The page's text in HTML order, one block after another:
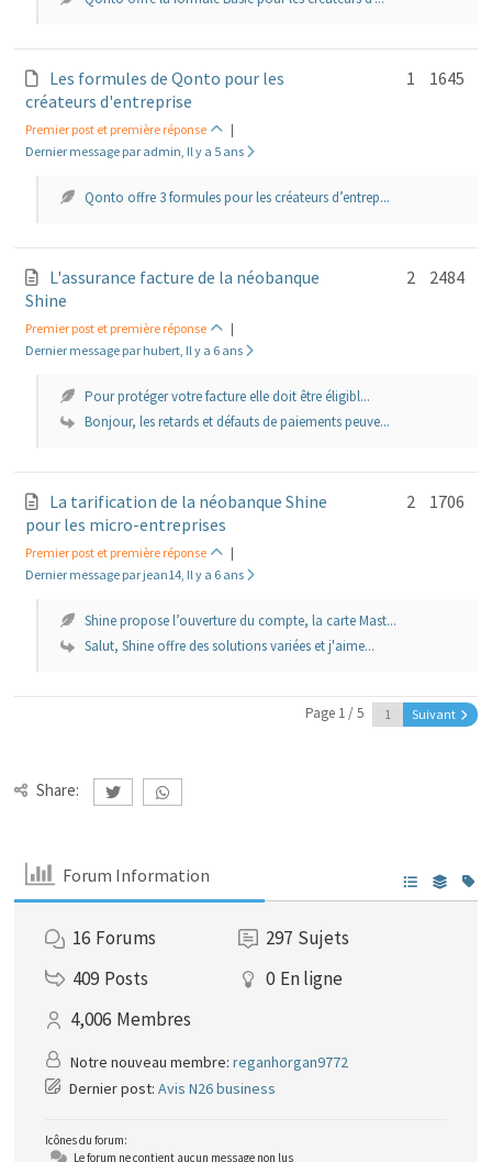
Les formules de Qonto pour les
créateurs d'entreprise
Premier post et première réponse
|
Dernier message par admin, Il y a 5 ans
1645
1
Qonto offre 3 formules pour les créateurs d’entrep...
L'assurance facture de la néobanque
Shine
Premier post et première réponse
|
Dernier message par hubert, Il y a 6 ans
2484
2
Pour protéger votre facture elle doit être éligibl...
Bonjour, les retards et défauts de paiements peuve...
La tarification de la néobanque Shine
pour les micro-entreprises
Premier post et première réponse
|
Dernier message par jean14, Il y a 6 ans
1706
2
Shine propose l’ouverture du compte, la carte Mast...
Salut, Shine offre des solutions variées et j'aime...
Page 1 / 5 Suivant
Share:
Forum Information
16 Forums 297 Sujets
409 Posts 0 En ligne
4,006 Membres
Notre nouveau membre: reganhorgan9772
Dernier post: Avis N26 business
Icônes du forum:
Le forum ne contient aucun message non lus